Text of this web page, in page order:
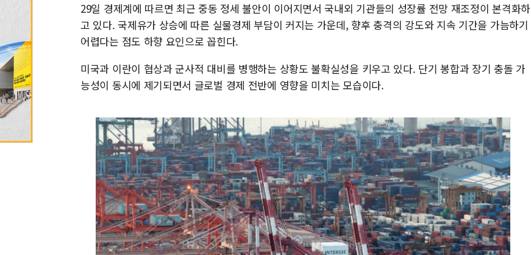
29일 경제계에 따르면 최근 중동 정세 불안이 이어지면서 국내외 기관들의 성장률 전망 재조정이 본격화하
고 있다. 국제유가 상승에 따른 실물경제 부담이 커지는 가운데, 향후 충격의 강도와 지속 기간을 가늠하기
어렵다는 점도 하향 요인으로 꼽힌다.
미국과 이란이 협상과 군사적 대비를 병행하는 상황도 불확실성을 키우고 있다. 단기 봉합과 장기 충돌 가
능성이 동시에 제기되면서 글로벌 경제 전반에 영향을 미치는 모습이다.